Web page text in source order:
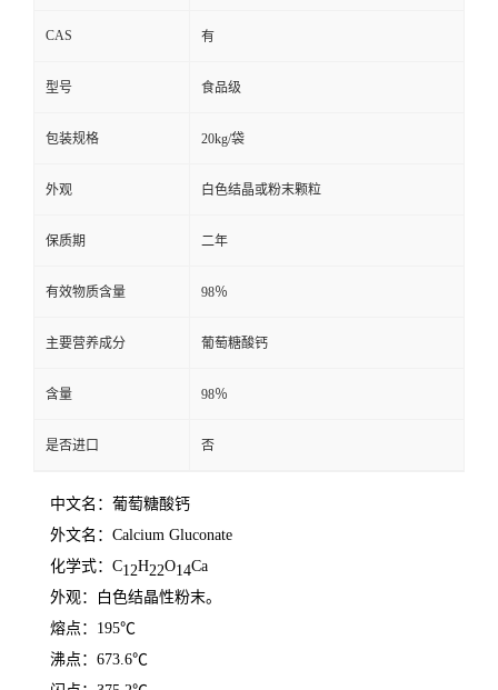
CAS 有
型号 食品级
包装规格 20kg/袋
外观 白色结晶或粉末颗粒
保质期 二年
有效物质含量 98％
主要营养成分 葡萄糖酸钙
含量 98％
是否进口 否
中文名：葡萄糖酸钙
外文名：Calcium Gluconate
化学式：C12H22O14Ca
外观：白色结晶性粉末。
熔点：195℃
沸点：673.6℃